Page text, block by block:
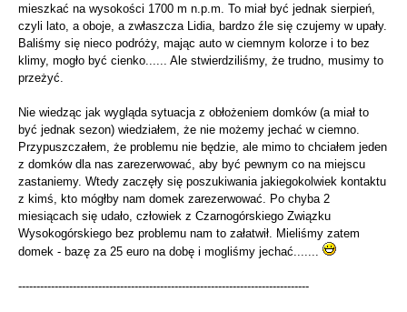
mieszkać na wysokości 1700 m n.p.m. To miał być jednak sierpień,
czyli lato, a oboje, a zwłaszcza Lidia, bardzo źle się czujemy w upały.
Baliśmy się nieco podróży, mając auto w ciemnym kolorze i to bez
klimy, mogło być cienko...... Ale stwierdziliśmy, że trudno, musimy to
przeżyć.
Nie wiedząc jak wygląda sytuacja z obłożeniem domków (a miał to
być jednak sezon) wiedziałem, że nie możemy jechać w ciemno.
Przypuszczałem, że problemu nie będzie, ale mimo to chciałem jeden
z domków dla nas zarezerwować, aby być pewnym co na miejscu
zastaniemy. Wtedy zaczęły się poszukiwania jakiegokolwiek kontaktu
z kimś, kto mógłby nam domek zarezerwować. Po chyba 2
miesiącach się udało, człowiek z Czarnogórskiego Związku
Wysokogórskiego bez problemu nam to załatwił. Mieliśmy zatem
domek - bazę za 25 euro na dobę i mogliśmy jechać.......
--------------------------------------------------------------------------------